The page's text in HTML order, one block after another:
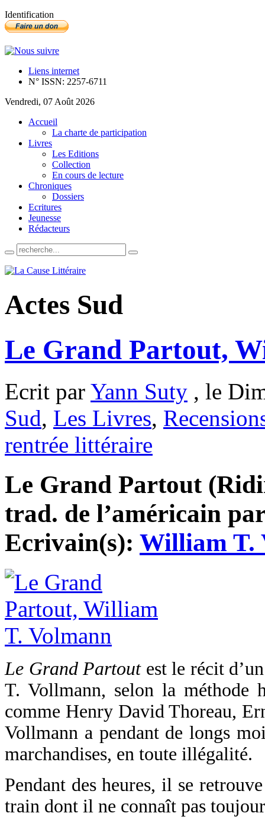
Identification
Liens internet
N° ISSN: 2257-6711
Vendredi, 07 Août 2026
Accueil
La charte de participation
Livres
Les Editions
Collection
En cours de lecture
Chroniques
Dossiers
Ecritures
Jeunesse
Rédacteurs
Actes Sud
Le Grand Partout,
Ecrit par Yann Suty , le
Sud, Les Livres,
rentrée littéraire
Le Grand Partout
trad. de l’américain
Ecrivain(s): William T.
Le Grand Partoutest le récit
T. Vollmann, selon la méthode
comme Henry David Thoreau,
Vollmann a pendant de longs
marchandises, en toute illégalité.
Pendant des heures, il se
train dont il ne connaît pas